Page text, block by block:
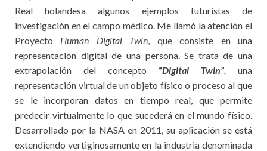
Real holandesa algunos ejemplos futuristas de
investigación en el campo médico. Me llamó la atención el
Proyecto Human Digital Twin, que consiste en una
representación digital de una persona. Se trata de una
extrapolación del concepto “Digital Twin”, una
representación virtual de un objeto físico o proceso al que
se le incorporan datos en tiempo real, que permite
predecir virtualmente lo que sucederá en el mundo físico.
Desarrollado por la NASA en 2011, su aplicación se está
extendiendo vertiginosamente en la industria denominada